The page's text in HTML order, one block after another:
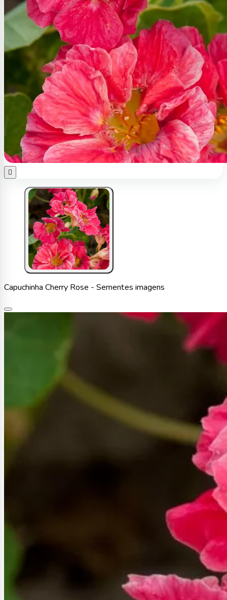

Capuchinha Cherry Rose - Sementes imagens